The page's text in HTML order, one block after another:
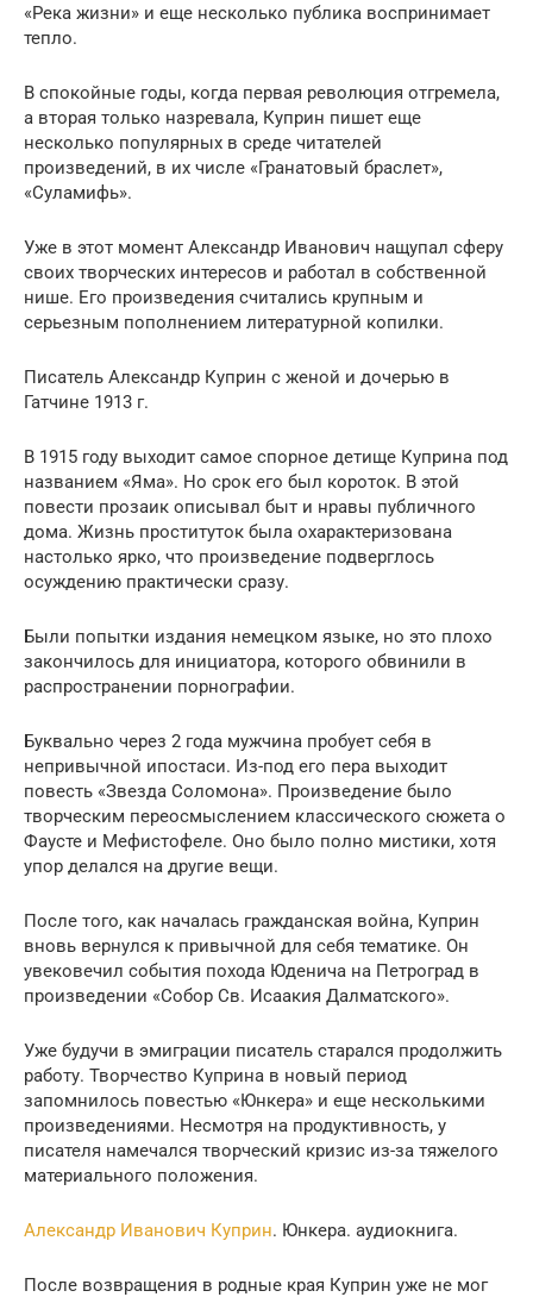
«Река жизни» и еще несколько публика воспринимает
тепло.
В спокойные годы, когда первая революция отгремела,
а вторая только назревала, Куприн пишет еще
несколько популярных в среде читателей
произведений, в их числе «Гранатовый браслет»,
«Суламифь».
Уже в этот момент Александр Иванович нащупал сферу
своих творческих интересов и работал в собственной
нише. Его произведения считались крупным и
серьезным пополнением литературной копилки.
Писатель Александр Куприн с женой и дочерью в
Гатчине 1913 г.
В 1915 году выходит самое спорное детище Куприна под
названием «Яма». Но срок его был короток. В этой
повести прозаик описывал быт и нравы публичного
дома. Жизнь проституток была охарактеризована
настолько ярко, что произведение подверглось
осуждению практически сразу.
Были попытки издания немецком языке, но это плохо
закончилось для инициатора, которого обвинили в
распространении порнографии.
Буквально через 2 года мужчина пробует себя в
непривычной ипостаси. Из-под его пера выходит
повесть «Звезда Соломона». Произведение было
творческим переосмыслением классического сюжета о
Фаусте и Мефистофеле. Оно было полно мистики, хотя
упор делался на другие вещи.
После того, как началась гражданская война, Куприн
вновь вернулся к привычной для себя тематике. Он
увековечил события похода Юденича на Петроград в
произведении «Собор Св. Исаакия Далматского».
Уже будучи в эмиграции писатель старался продолжить
работу. Творчество Куприна в новый период
запомнилось повестью «Юнкера» и еще несколькими
произведениями. Несмотря на продуктивность, у
писателя намечался творческий кризис из-за тяжелого
материального положения.
Александр Иванович Куприн. Юнкера. аудиокнига.
После возвращения в родные края Куприн уже не мог